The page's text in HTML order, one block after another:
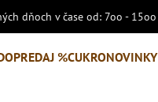
dňoch v čase od: 7oo - 15oo
%CUKRONOVINKY